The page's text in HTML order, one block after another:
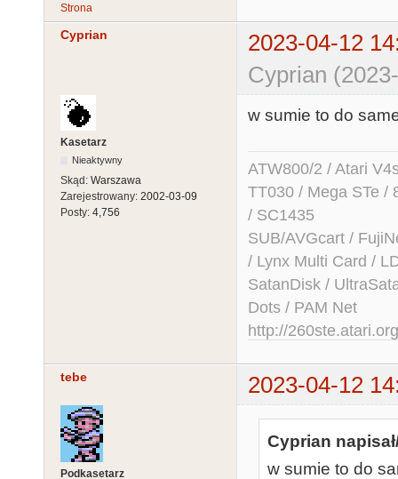
Strona
Cyprian
2023-04-12
Cyprian
Kasetarz
Nieaktywny
Skąd: Warszawa
Zarejestrowany: 2002-03-09
Posty: 4,756
w sumie to do
ATW800/2 / Atari
TT030 / Mega STe /
/ SC1435
SUB/AVGcart /
/ Lynx Multi Card /
SatanDisk /
Dots / PAM Net
http://260ste.atari.org
tebe 2023-04-12
Podkasetarz
Cyprian
w sumie to do